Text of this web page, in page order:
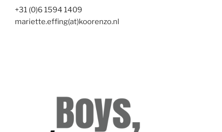
+31 (0)6 1594 1409
mariette.effing(at)koorenzo.nl